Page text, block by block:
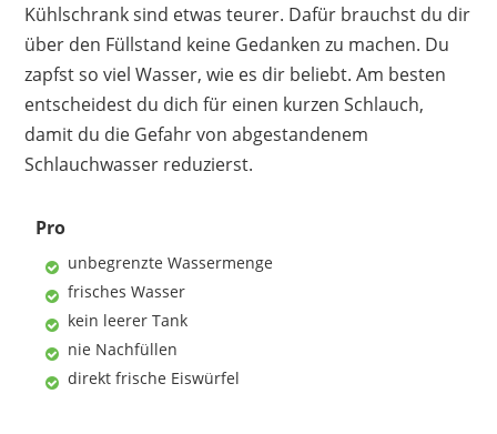
Kühlschrank sind etwas teurer. Dafür brauchst du dir
über den Füllstand keine Gedanken zu machen. Du
zapfst so viel Wasser, wie es dir beliebt. Am besten
entscheidest du dich für einen kurzen Schlauch,
damit du die Gefahr von abgestandenem
Schlauchwasser reduzierst.
Pro
unbegrenzte Wassermenge
frisches Wasser
kein leerer Tank
nie Nachfüllen
direkt frische Eiswürfel